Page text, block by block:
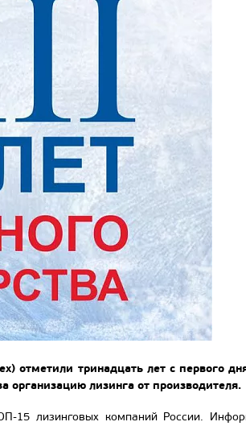
отметили тринадцать лет с первого
организацию лизинга от производителя.
15 лизинговых компаний России.